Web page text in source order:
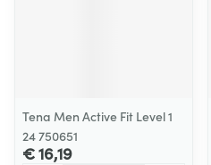
Tena Men Active Fit Level 1
24 750651
€ 16,19